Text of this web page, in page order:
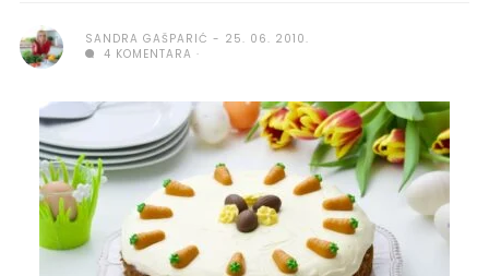
SANDRA GAŠPARIĆ
25. 06. 2010.
4 KOMENTARA